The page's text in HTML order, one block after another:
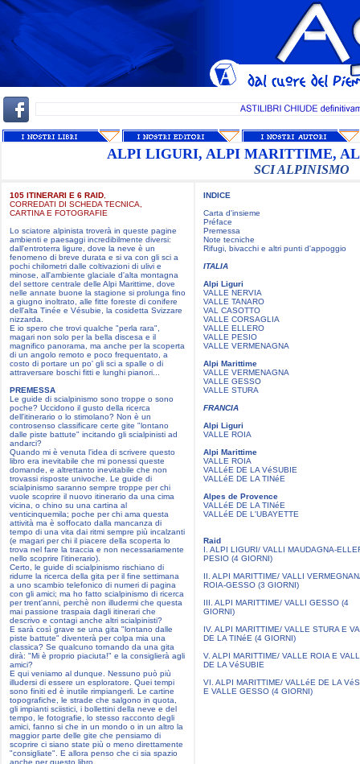
ALPI LIGURI, ALPI MARITTIME,
SCI ALPINISMO
105 ITINERARI E 6 RAID
CORREDATI DI SCHEDA TECNICA,
CARTINA E FOTOGRAFIE
Lo sciatore alpinista troverà in queste pagine
ambienti e paesaggi incredibilmente diversi:
dall'entroterra ligure, dove la neve è un
fenomeno di breve durata e si va con gli sci a
pochi chilometri dalle coltivazioni di ulivi e
minose, all'ambiente glaciale d'alta montagna
del settore centrale delle Alpi Marittime, dove
nelle annate buone la stagione si prolunga fino
a giugno inoltrato, alle fitte foreste di conifere
dell'alta Tinée e Vésubie, la cosidetta Svizzare
nizzarda.
E io spero che trovi qualche "perla rara",
magari non solo per la bella discesa e il
magnifico panorama, ma anche per la scoperta
di un angolo remoto e poco frequentato, a
costo di portare un po' gli sci a spalle o di
attraversare boschi fitti e lunghi pianori...
PREMESSA
Le guide di scialpinismo sono troppe o sono
poche? Uccidono il gusto della ricerca
dell'itinerario o lo stimolano? Non è un
controsenso classificare certe gite "lontano
dalle piste battute" incitando gli scialpinisti ad
andarci?
Quando mi è venuta l'idea di scrivere questo
libro era inevitabile che mi ponessi queste
domande, e altrettanto inevitabile che non
trovassi risposte univoche. Le guide di
scialpinismo saranno sempre troppe per chi
vuole scoprire il nuovo itinerario da una cima
vicina, o chino su una cartina al
venticinquemila; poche per chi ama questa
attività ma è soffocato dalla mancanza di
tempo di una vita dai ritmi sempre più incalzanti
(e magari per chi il piacere della scoperta lo
trova nel fare la traccia e non necessariamente
nello scoprire l'itinerario).
Certo, le guide di scialpinismo rischiano di
ridurre la ricerca della gita per il fine settimana
a uno scambio telefonico di numeri di pagina
con gli amici; ma ho fatto scialpinismo di ricerca
per trent'anni, perchè non illudermi che questa
mai passione traspaia dagli itinerari che
descrivo e contagi anche altri scialpinisti?
E sarà così grave se una gita "lontano dalle
piste battute" diventerà per colpa mia una
classica? Se qualcuno tornando da una gita
dirà: "Mi è proprio piaciuta!" e la consiglierà agli
amici?
E qui veniamo al dunque. Nessuno può più
illudersi di essere un esploratore. Quei tempi
sono finiti ed è inutile rimpiangerli. Le cartine
topografiche, le strade che salgono in quota,
gli impianti sciistici, i bollettini della neve e del
tempo, le fotografie, lo stesso racconto degli
amici, fanno si che in un mondo o in un altro la
maggior parte delle gite che pensiamo di
scoprire ci siano state più o meno direttamente
"consigliate". E allora penso che ci sia spazio
anche per questo libro.
INDICE
Carta d'insieme
Préface
Premessa
Note tecniche
Rifugi, bivacchi e altri punti d'appoggio
ITALIA
Alpi Liguri
VALLE NERVIA
VALLE TANARO
VAL CASOTTO
VALLE CORSAGLIA
VALLE ELLERO
VALLE PESIO
VALLE VERMENAGNA
Alpi Marittime
VALLE VERMENAGNA
VALLE GESSO
VALLE STURA
FRANCIA
Alpi Liguri
VALLE ROIA
Alpi Marittime
VALLE ROIA
VALLéE DE LA VéSUBIE
VALLéE DE LA TINéE
Alpes de Provence
VALLéE DE LA TINéE
VALLéE DE L'UBAYETTE
Raid
I. ALPI LIGURI/ VALLI MAUDAGNA-
PESIO (4 GIORNI)
II. ALPI MARITTIME/ VALLI
ROIA-GESSO (3 GIORNI)
III. ALPI MARITTIME/ VALLI GESSO (4
GIORNI)
IV. ALPI MARITTIME/ VALLE STURA E
DE LA TINéE (4 GIORNI)
V. ALPI MARITTIME/ VALLE ROIA E
DE LA VéSUBIE
VI. ALPI MARITTIME/ VALLéE DE LA
E VALLE GESSO (4 GIORNI)